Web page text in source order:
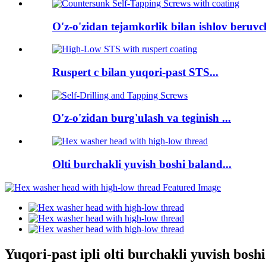
O'z-o'zidan tejamkorlik bilan ishlov
Ruspert c bilan yuqori-past STS...
O'z-o'zidan burg'ulash va teginish ...
Olti burchakli yuvish boshi baland...
Yuqori-past ipli olti burchakli yuvish boshi